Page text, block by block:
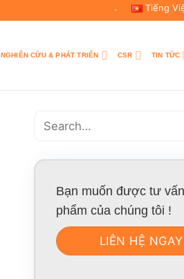
- Tiếng
NGHIÊN CỨU & PHÁT TRIỂN CSR TIN TỨC
Bạn muốn được tư
phẩm của chúng tôi !
LIÊN HỆ NGAY